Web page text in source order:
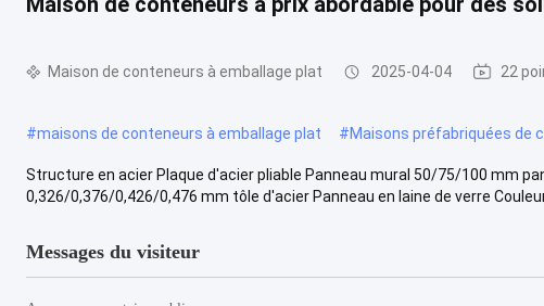
Maison de conteneurs à emballage plat 2025-04-04 22
#maisons de conteneurs à emballage plat #Maisons préfabriquées de
Structure en acier Plaque d'acier pliable Panneau mural 50/75/100 mm
0,326/0,376/0,426/0,476 mm tôle d'acier Panneau en laine de verre
Messages du visiteur